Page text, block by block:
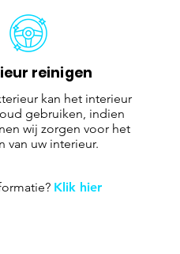
reinigen
kan het interieur
gebruiken, indien
wij zorgen voor het
van uw interieur.
Klik hier